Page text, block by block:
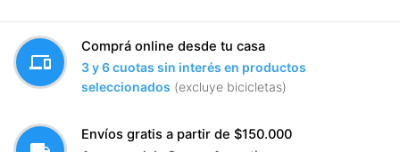
devices
Comprá online desde tu casa
3 y 6 cuotas sin interés en productos
seleccionados (excluye bicicletas)
Envíos gratis a partir de $150.000